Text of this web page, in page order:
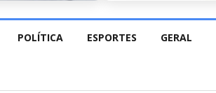
POLÍTICA ESPORTES GERAL